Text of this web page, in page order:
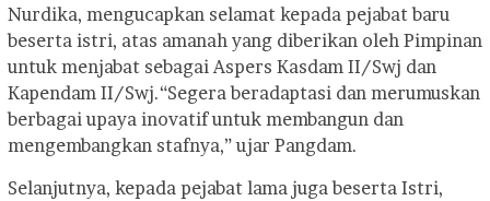
Nurdika, mengucapkan selamat kepada pejabat baru
beserta istri, atas amanah yang diberikan oleh Pimpinan
untuk menjabat sebagai Aspers Kasdam II/Swj dan
Kapendam II/Swj.“Segera beradaptasi dan merumuskan
berbagai upaya inovatif untuk membangun dan
mengembangkan stafnya,” ujar Pangdam.
Selanjutnya, kepada pejabat lama juga beserta Istri,